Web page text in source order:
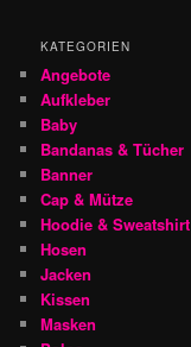
KATEGORIEN
Angebote
Aufkleber
Baby
Bandanas & Tücher
Banner
Cap & Mütze
Hoodie & Sweatshirt
Hosen
Jacken
Kissen
Masken